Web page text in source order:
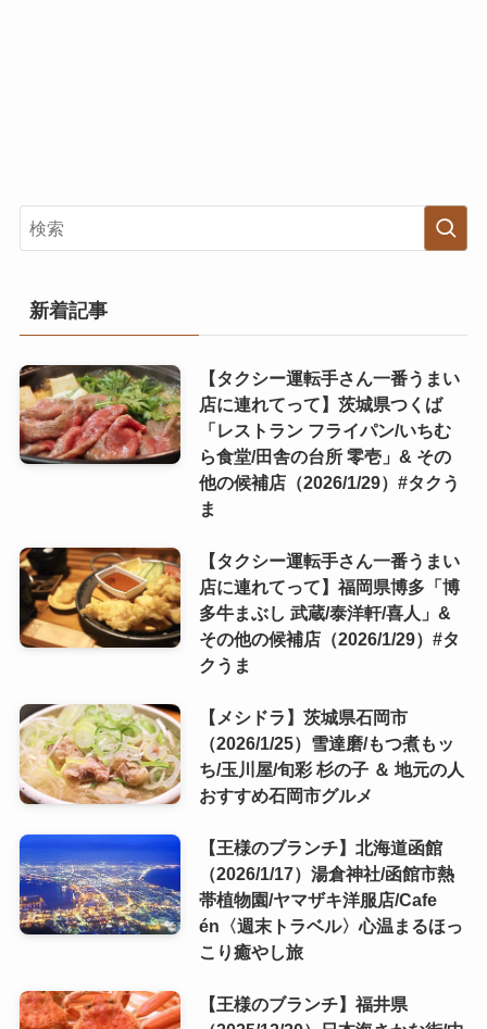
新着記事
【タクシー運転手さん一番うまい
店に連れてって】茨城県つくば
「レストラン フライパン/いちむ
ら食堂/田舎の台所 零壱」& その
他の候補店（2026/1/29）#タクう
ま
【タクシー運転手さん一番うまい
店に連れてって】福岡県博多「博
多牛まぶし 武蔵/泰洋軒/喜人」&
その他の候補店（2026/1/29）#タ
クうま
【メシドラ】茨城県石岡市
（2026/1/25）雪達磨/もつ煮もッ
ち/玉川屋/旬彩 杉の子 ＆ 地元の人
おすすめ石岡市グルメ
【王様のブランチ】北海道函館
（2026/1/17）湯倉神社/函館市熱
帯植物園/ヤマザキ洋服店/Cafe
én〈週末トラベル〉心温まるほっ
こり癒やし旅
【王様のブランチ】福井県